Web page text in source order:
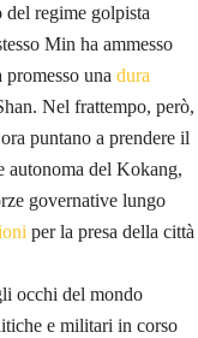
regime golpista
Min ha ammesso
una dura
Nel frattempo, però,
puntano a prendere il
autonoma del Kokang,
governative lungo
per la presa della città
occhi del mondo
e militari in corso